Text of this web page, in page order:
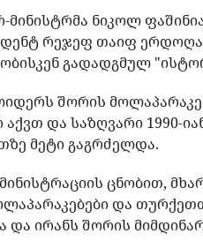
მინისტრმა ნიკოლ
რეჯეფ თაიფ
გადადგმულ
შორის
და საზღვარი 1990-
მეტი გაგრძელდა.
ცნობით,
და
და ირანს შორის